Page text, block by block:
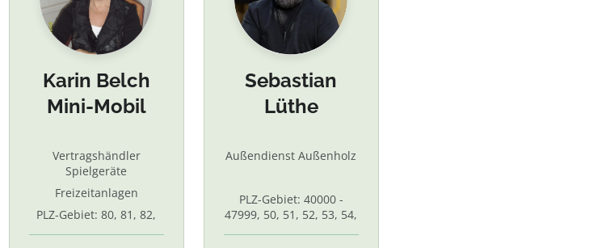
Karin Belch
Mini-Mobil
Vertragshändler
Spielgeräte
Freizeitanlagen
PLZ-Gebiet: 80, 81, 82,
Sebastian
Lüthe
Außendienst Außenholz
PLZ-Gebiet: 40000 -
47999, 50, 51, 52, 53, 54,